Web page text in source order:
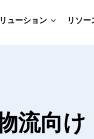
ューション リソー
流向け